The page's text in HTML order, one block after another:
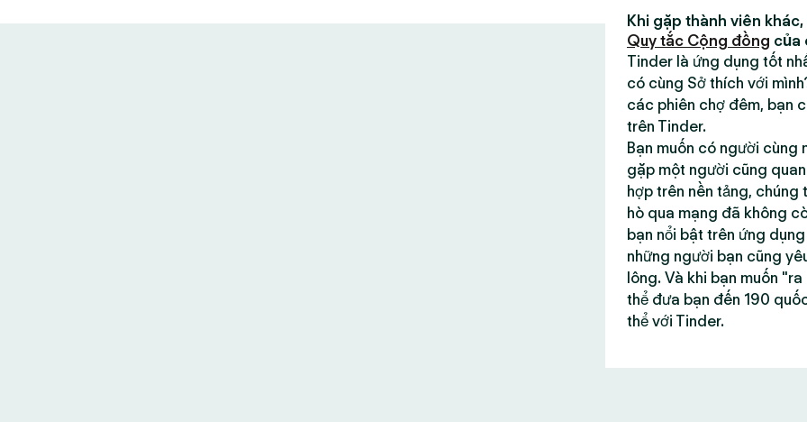
Khi gặp thành viên
Quy tắc Cộng đồng của
Tinder là ứng dụng tốt
có cùng Sở thích với
các phiên chợ đêm, bạn
trên Tinder.
Bạn muốn có người cùng
gặp một người cũng
hợp trên nền tảng,
hò qua mạng đã không
bạn nổi bật trên ứng
những người bạn cũng
lông. Và khi bạn muốn
thể đưa bạn đến 190
thể với Tinder.